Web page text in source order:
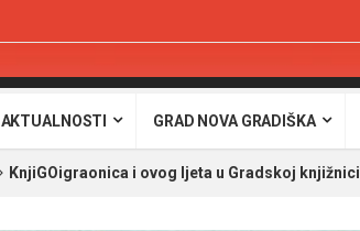
AKTUALNOSTI GRAD NOVA GRADIŠKA
KnjiGOigraonica i ovog ljeta u Gradskoj knjižnici